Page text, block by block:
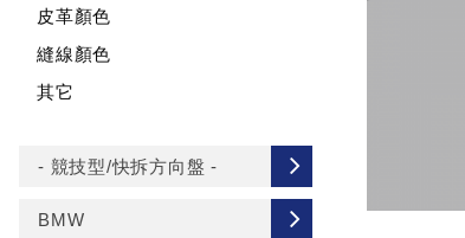
皮革顏色
縫線顏色
其它
- 競技型/快拆方向盤 -
BMW